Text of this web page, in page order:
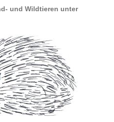
und Wildtieren unter